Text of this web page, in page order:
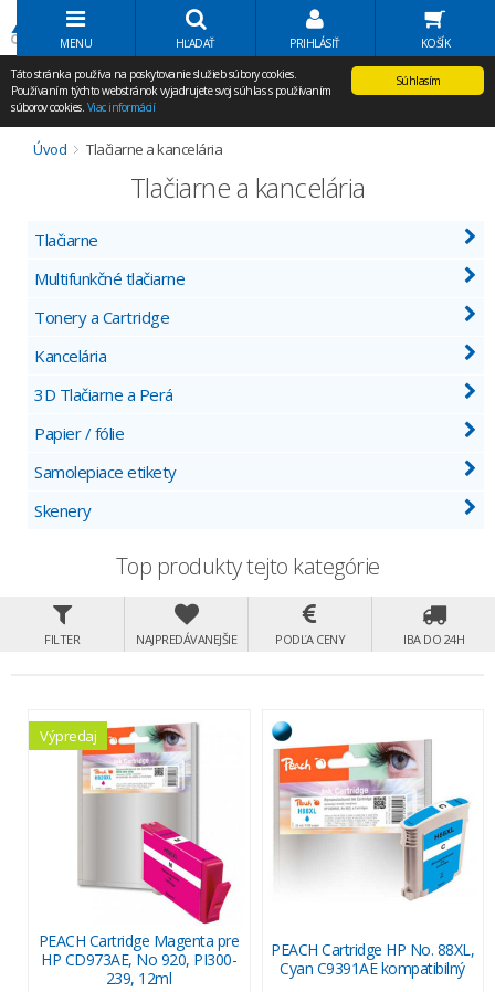
Volať Agem
MENU HĽADAŤ PRIHLÁSIŤ KOŠÍK
Súhlasím
Táto stránka používa na poskytovanie služieb súbory cookies.
Používaním týchto webstránok vyjadrujete svoj súhlas s používaním
súborov cookies. Viac informácií
Úvod Tlačiarne a kancelária
Tlačiarne a kancelária
Tlačiarne
Multifunkčné tlačiarne
Tonery a Cartridge
Kancelária
3D Tlačiarne a Perá
Papier / fólie
Samolepiace etikety
Skenery
Top produkty tejto kategórie
FILTER NAJPREDÁVANEJŠIE PODĽA CENY IBA DO 24H
Výpredaj
PEACH Cartridge Magenta pre
HP CD973AE, No 920, PI300-
239, 12ml
PEACH Cartridge HP No. 88XL,
Cyan C9391AE kompatibilný